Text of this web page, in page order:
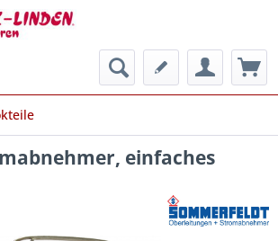
einfaches